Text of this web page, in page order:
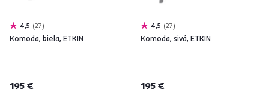
4,5 27
Komoda, biela, ETKIN
195 €
4,5 27
Komoda, sivá, ETKIN
195 €